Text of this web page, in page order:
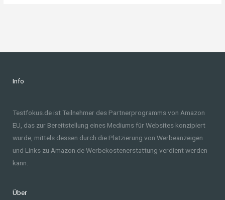
Info
Testfokus.de ist Teilnehmer des Partnerprogramms von Amazon
EU, das zur Bereitstellung eines Mediums für Websites konzipiert
wurde, mittels dessen durch die Platzierung von Werbeanzeigen
und Links zu Amazon.de Werbekostenerstattung verdient werden
kann.
Über